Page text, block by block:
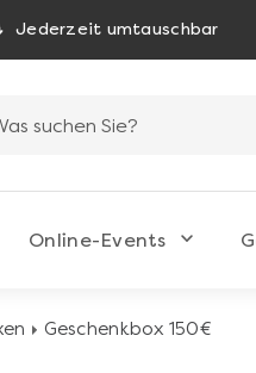
Jederzeit umtauschbar
Online-Events
Geschenkbox 150€